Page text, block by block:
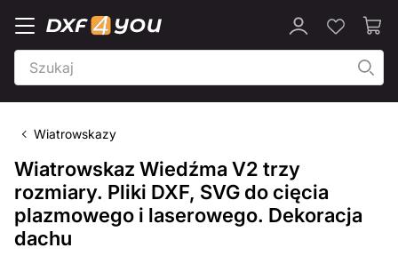
Wiatrowskazy
Wiatrowskaz Wiedźma V2 trzy
rozmiary. Pliki DXF, SVG do cięcia
plazmowego i laserowego. Dekoracja
dachu